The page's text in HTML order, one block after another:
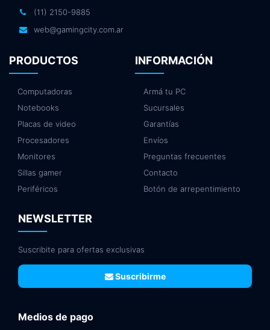
(11) 2150-9885
web@gamingcity.com.ar
PRODUCTOS
Computadoras
Notebooks
Placas de video
Procesadores
Monitores
Sillas gamer
Periféricos
INFORMACIÓN
Armá tu PC
Sucursales
Garantías
Envíos
Preguntas frecuentes
Contacto
Botón de arrepentimiento
NEWSLETTER
Suscribite para ofertas exclusivas
Suscribirme
Medios de pago